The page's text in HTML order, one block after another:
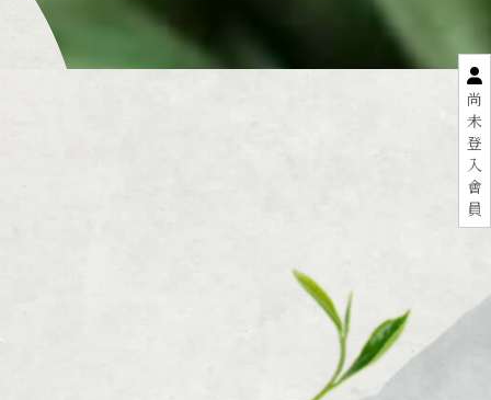
尚
未
登
入
會
員